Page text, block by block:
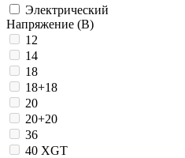
Электрический
Напряжение (В)
12
14
18
18+18
20
20+20
36
40 XGT